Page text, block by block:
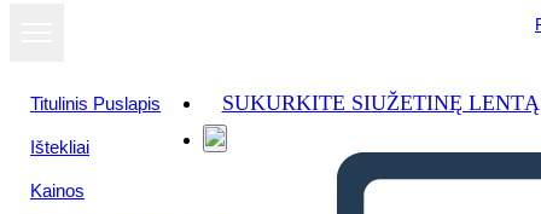
Titulinis Puslapis
Ištekliai
Kainos
SUKURKITE SIUŽETINĘ LENTĄ